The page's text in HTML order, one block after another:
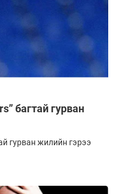
багтай гурван
гурван жилийн гэрээ